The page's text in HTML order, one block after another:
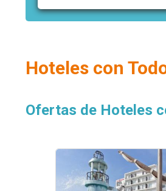
Hoteles con
Ofertas de Hoteles